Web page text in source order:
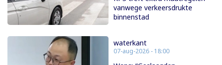
vanwege verkeersdrukte
binnenstad
waterkant
07-aug-2026 - 18:00